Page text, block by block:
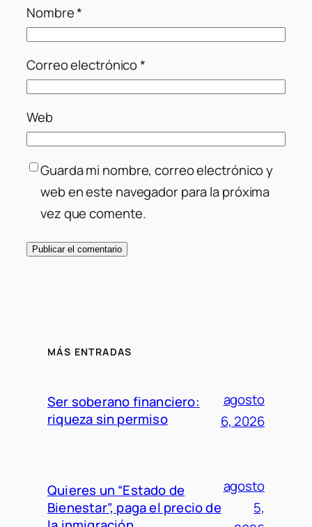
Nombre*
Correo electrónico*
Web
Guarda mi nombre, correo electrónico y
web en este navegador para la próxima
vez que comente.
MÁS ENTRADAS
Ser soberano financiero:
riqueza sin permiso
agosto
6, 2026
Quieres un “Estado de
Bienestar”, paga el precio de
agosto
5,